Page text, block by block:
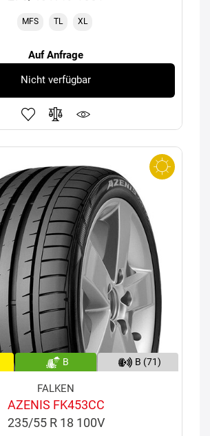
MFS TL XL
Auf Anfrage
Nicht verfügbar
B B (71)
FALKEN
AZENIS FK453CC
235/55 R 18 100V